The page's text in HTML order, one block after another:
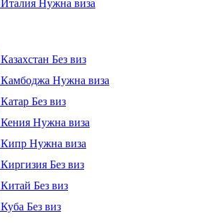
Италия Нужна виза
Казахстан Без виз
Камбоджа Нужна виза
Катар Без виз
Кения Нужна виза
Кипр Нужна виза
Киргизия Без виз
Китай Без виз
Куба Без виз